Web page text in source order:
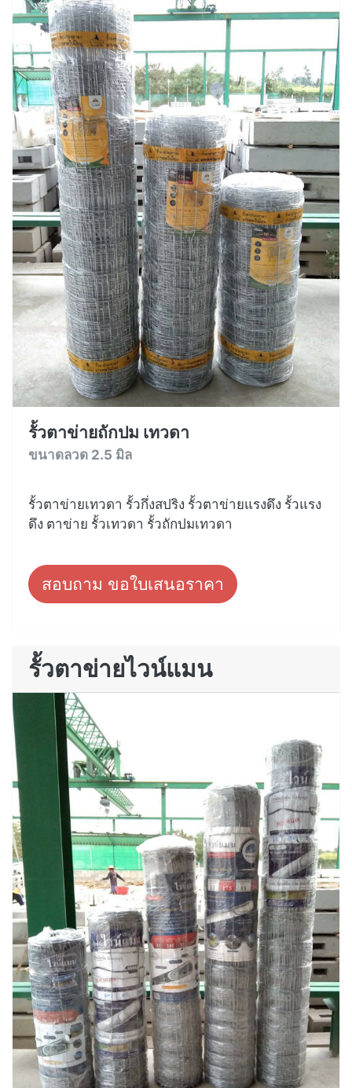
รั้วตาข่ายถักปม เทวดา
ขนาดลวด 2.5 มิล
รั้วตาข่ายเทวดา รั้วกึ่งสปริง รั้วตาข่ายแรงดึง รั้วแรง
ดึง ตาข่าย รั้วเทวดา รั้วถักปมเทวดา
สอบถาม ขอใบเสนอราคา
รั้วตาข่ายไวน์แมน